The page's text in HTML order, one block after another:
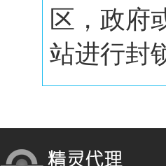
区，政府
站进行封